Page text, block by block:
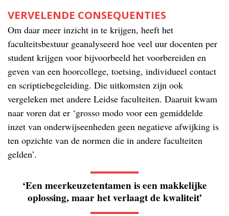
VERVELENDE CONSEQUENTIES
Om daar meer inzicht in te krijgen, heeft het
faculteitsbestuur geanalyseerd hoe veel uur docenten per
student krijgen voor bijvoorbeeld het voorbereiden en
geven van een hoorcollege, toetsing, individueel contact
en scriptiebegeleiding. Die uitkomsten zijn ook
vergeleken met andere Leidse faculteiten. Daaruit kwam
naar voren dat er ‘grosso modo voor een gemiddelde
inzet van onderwijseenheden geen negatieve afwijking is
ten opzichte van de normen die in andere faculteiten
gelden’.
‘Een meerkeuzetentamen is een makkelijke
oplossing, maar het verlaagt de kwaliteit’